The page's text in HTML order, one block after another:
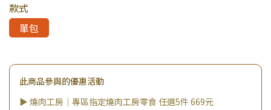
款式
單包
此商品參與的優惠活動
▶ 燒肉工房｜專區指定燒肉工房零食 任選5件 669元